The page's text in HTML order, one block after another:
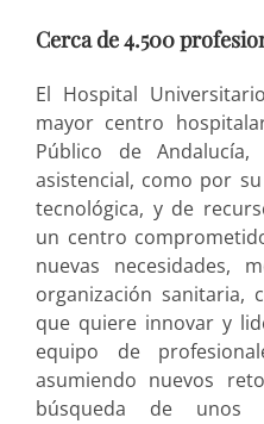
Cerca de 4.500
El Hospital
mayor centro
Público de
asistencial, como por
tecnológica, y de
un centro
nuevas necesidades,
organización sanitaria,
que quiere innovar y
equipo de
asumiendo nuevos
búsqueda de unos